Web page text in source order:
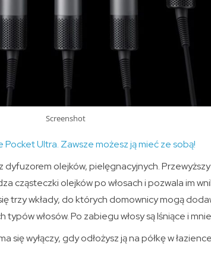
Screenshot
Pocket Ultra. Zawsze możesz ją mieć ze sobą!
olejków, pielęgnacyjnych.
cząsteczki olejków po włosach i pozwala im
trzy wkłady, do których domownicy mogą
włosów. Po zabiegu włosy są lśniące i
się wyłączy, gdy odłożysz ją na półkę w